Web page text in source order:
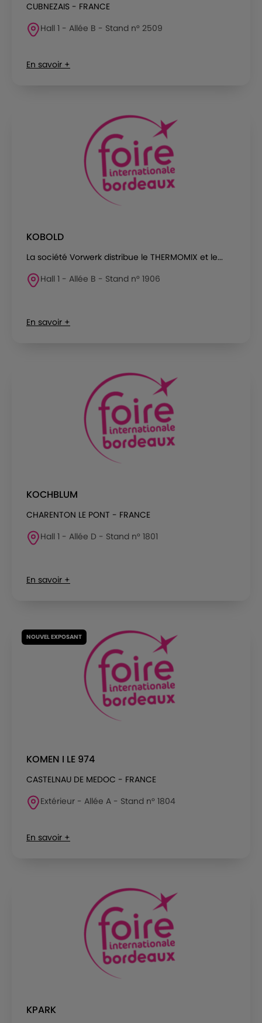
CUBNEZAIS - FRANCE
Hall 1 - Allée B - Stand n° 2509
En savoir +
KOBOLD
La société Vorwerk distribue le THERMOMIX et le...
Hall 1 - Allée B - Stand n° 1906
En savoir +
KOCHBLUM
CHARENTON LE PONT - FRANCE
Hall 1 - Allée D - Stand n° 1801
En savoir +
NOUVEL EXPOSANT
KOMEN I LE 974
CASTELNAU DE MEDOC - FRANCE
Extérieur - Allée A - Stand n° 1804
En savoir +
KPARK